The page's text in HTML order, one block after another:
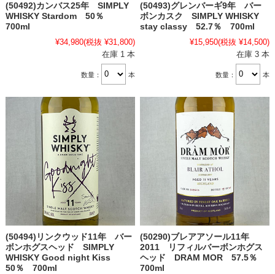
(50492)カンバス25年 SIMPLY
WHISKY Stardom 50％
700ml
¥34,980(税抜 ¥31,800)
在庫 1 本
数量： 本
(50493)グレンバーギ9年 バー
ボンカスク SIMPLY WHISKY
stay classy 52.7％ 700ml
¥15,950(税抜 ¥14,500)
在庫 3 本
数量： 本
(50494)リンクウッド11年 バー
ボンホグスヘッド SIMPLY
WHISKY Good night Kiss
50％ 700ml
(50290)ブレアアソール11年
2011 リフィルバーボンホグス
ヘッド DRAM MOR 57.5％
700ml